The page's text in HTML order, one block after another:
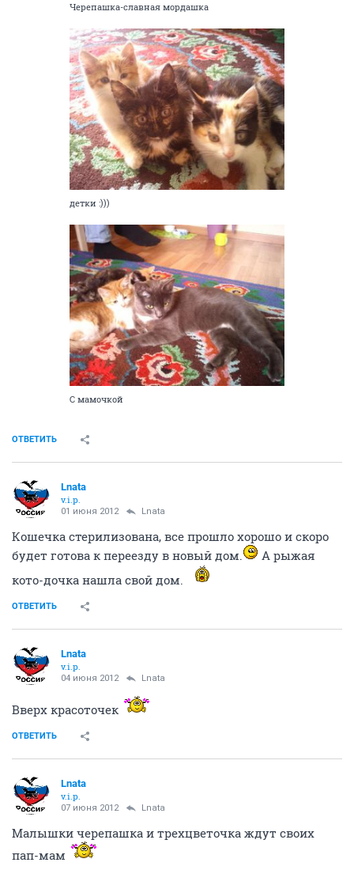
Черепашка-славная мордашка
детки :)))
С мамочкой
ОТВЕТИТЬ
Lnata
v.i.p.
01 июня 2012 Lnata
Кошечка стерилизована, все прошло хорошо и скоро
будет готова к переезду в новый дом.
А рыжая
кото-дочка нашла свой дом.
ОТВЕТИТЬ
Lnata
v.i.p.
04 июня 2012 Lnata
Вверх красоточек
ОТВЕТИТЬ
Lnata
v.i.p.
07 июня 2012 Lnata
Малышки черепашка и трехцветочка ждут своих
пап-мам